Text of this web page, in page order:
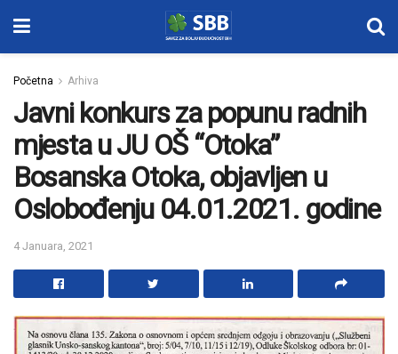
Početna Arhiva
Javni konkurs za popunu radnih
mjesta u JU OŠ “Otoka”
Bosanska Otoka, objavljen u
Oslobođenju 04.01.2021. godine
4 Januara, 2021